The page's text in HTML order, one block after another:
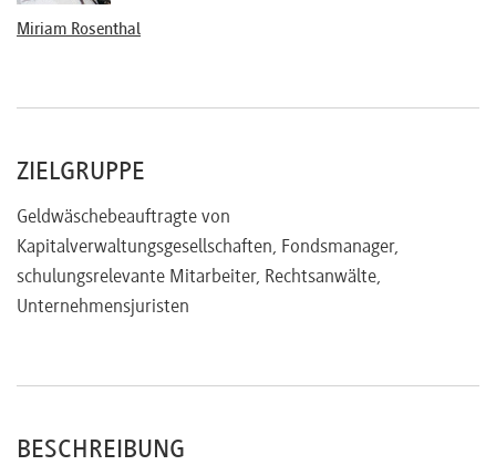
Miriam Rosenthal
ZIELGRUPPE
Geldwäschebeauftragte von
Kapitalverwaltungsgesellschaften, Fondsmanager,
schulungsrelevante Mitarbeiter, Rechtsanwälte,
Unternehmensjuristen
BESCHREIBUNG